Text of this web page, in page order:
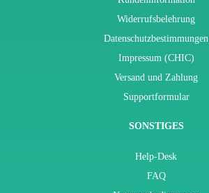
Widerrufsbelehrung
Datenschutzbestimmungen
Impressum (CHIC)
Versand und Zahlung
Supportformular
SONSTIGES
Help-Desk
FAQ